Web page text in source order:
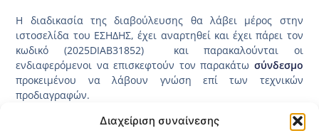
Διαχείριση συναίνεσης
Η διαδικασία της διαβούλευσης θα λάβει μέρος στην
ιστοσελίδα του ΕΣΗΔΗΣ, έχει αναρτηθεί και έχει πάρει τον
κωδικό (2025DIAB31852) και παρακαλούνται οι
ενδιαφερόμενοι να επισκεφτούν τον παρακάτω σύνδεσμο
προκειμένου να λάβουν γνώση επί των τεχνικών
προδιαγραφών.